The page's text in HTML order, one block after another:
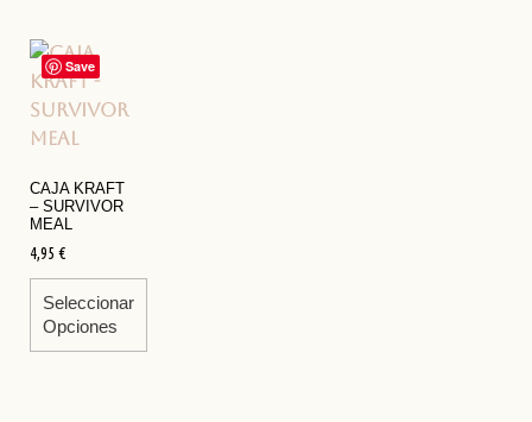
Save
CAJA KRAFT
– SURVIVOR
MEAL
4,95 €
Seleccionar
Opciones